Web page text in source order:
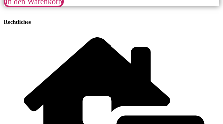
Rechtliches